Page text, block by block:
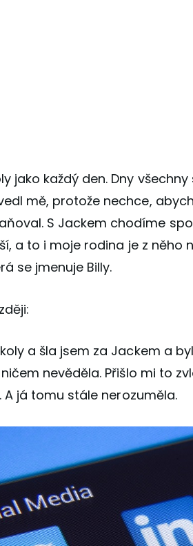
jako každý den. Dny
mě, protože nechce,
S Jackem chodíme
a to i moje rodina je z něho
se jmenuje Billy.
a šla jsem za Jackem a
nevěděla. Přišlo mi to
A já tomu stále nerozuměla.